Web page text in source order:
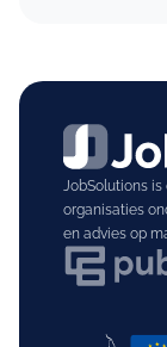
JobSolutions
organisaties
en advies op